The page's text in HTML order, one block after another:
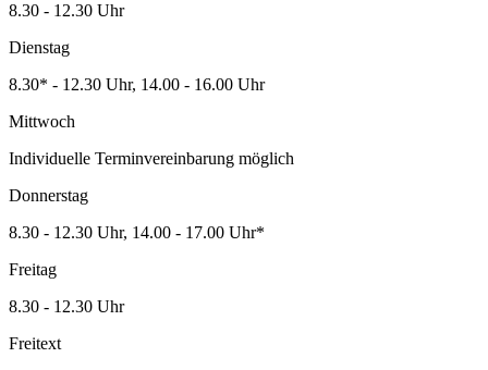
8.30 - 12.30 Uhr
Dienstag
8.30* - 12.30 Uhr, 14.00 - 16.00 Uhr
Mittwoch
Individuelle Terminvereinbarung möglich
Donnerstag
8.30 - 12.30 Uhr, 14.00 - 17.00 Uhr*
Freitag
8.30 - 12.30 Uhr
Freitext